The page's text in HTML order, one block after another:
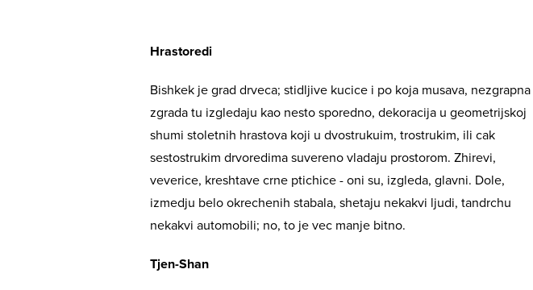
Hrastoredi
Bishkek je grad drveca; stidljive kucice i po koja musava, nezgrapna
zgrada tu izgledaju kao nesto sporedno, dekoracija u geometrijskoj
shumi stoletnih hrastova koji u dvostrukuim, trostrukim, ili cak
sestostrukim drvoredima suvereno vladaju prostorom. Zhirevi,
veverice, kreshtave crne ptichice - oni su, izgleda, glavni. Dole,
izmedju belo okrechenih stabala, shetaju nekakvi ljudi, tandrchu
nekakvi automobili; no, to je vec manje bitno.
Tjen-Shan